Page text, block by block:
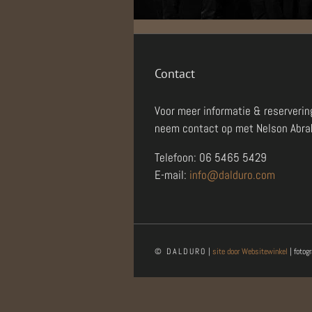
Contact
Voor meer informatie &
neem contact op met Nelson
Telefoon: 06 5465 5429
E-mail: info@dalduro.com
© DALDURO | site door Websitewinkel |